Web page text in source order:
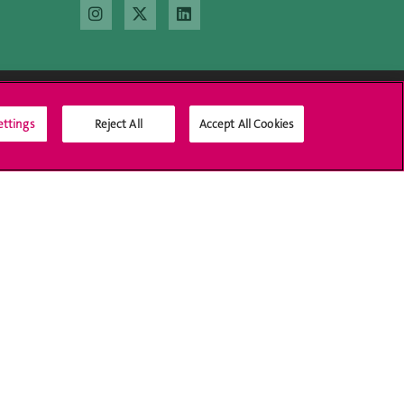
Médias sociaux UNIGE
Reject All Accept All Cookies